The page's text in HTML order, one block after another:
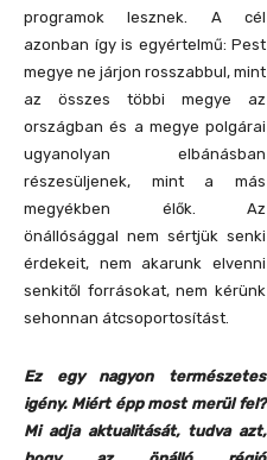
programok lesznek. A cél
azonban így is egyértelmű: Pest
megye ne járjon rosszabbul, mint
az összes többi megye az
országban és a megye polgárai
ugyanolyan elbánásban
részesüljenek, mint a más
megyékben élők. Az
önállósággal nem sértjük senki
érdekeit, nem akarunk elvenni
senkitől forrásokat, nem kérünk
sehonnan átcsoportosítást.
Ez egy nagyon természetes
igény. Miért épp most merül fel?
Mi adja aktualitását, tudva azt,